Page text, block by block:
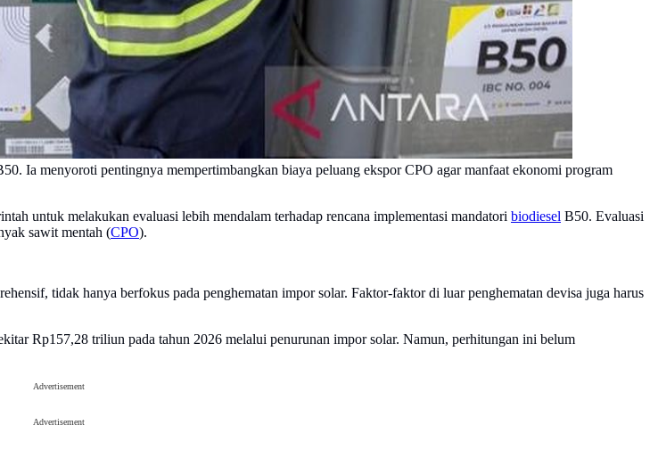
Ia menyoroti pentingnya mempertimbangkan biaya peluang ekspor CPO agar manfaat ekonomi program
untuk melakukan evaluasi lebih mendalam terhadap rencana implementasi mandatori biodiesel B50. Evaluasi
sawit mentah (CPO).
tidak hanya berfokus pada penghematan impor solar. Faktor-faktor di luar penghematan devisa juga harus
Rp157,28 triliun pada tahun 2026 melalui penurunan impor solar. Namun, perhitungan ini belum
Advertisement
Advertisement